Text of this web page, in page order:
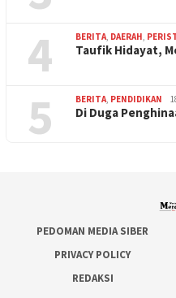
4 BERITA, DAERAH,
Taufik Hidayat,
5 BERITA, PENDIDIKAN
Di Duga
PEDOMAN MEDIA SIBER
PRIVACY POLICY
REDAKSI